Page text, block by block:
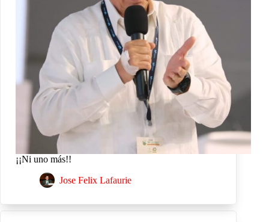
¡¡Ni uno más!!
Jose Felix Lafaurie